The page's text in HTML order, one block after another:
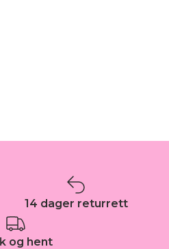
14 dager returrett
og hent